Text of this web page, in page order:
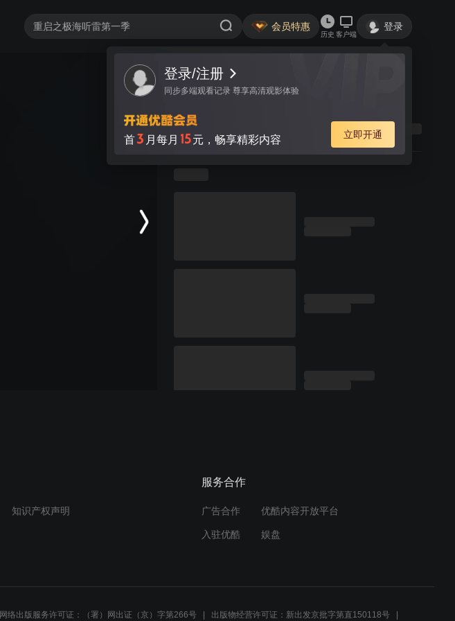
会员特惠
历史 客户端
登录
登录/注册
同步多端观看记录 尊享高清观影体验
首3 月每月 15元，畅享精彩内容 立即开通
知识产权声明
服务合作
广告合作 优酷内容开放平台
入驻优酷 娱盘
网络出版服务许可证：（署）网出证（京）字第266号 出版物经营许可证：新出发京批字第直150118号